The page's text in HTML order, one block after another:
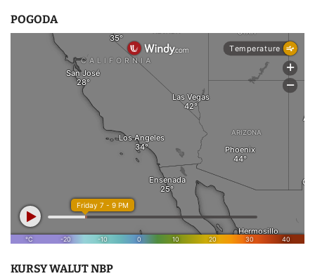
POGODA
KURSY WALUT NBP